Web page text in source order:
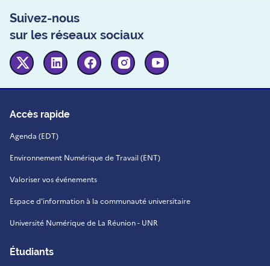
Suivez-nous
sur les réseaux sociaux
Twitter Linkedin FacebookInstagram
Accès rapide
Agenda (EDT)
Environnement Numérique de Travail (ENT)
Valoriser vos événements
Espace d'information à la communauté universitaire
Université Numérique de La Réunion - UNR
Étudiants